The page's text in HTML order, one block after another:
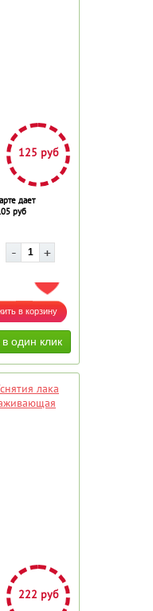
125 руб
дает
руб
ДОБАВИТЬ В ИЗБРАННОЕ
лака
222 руб